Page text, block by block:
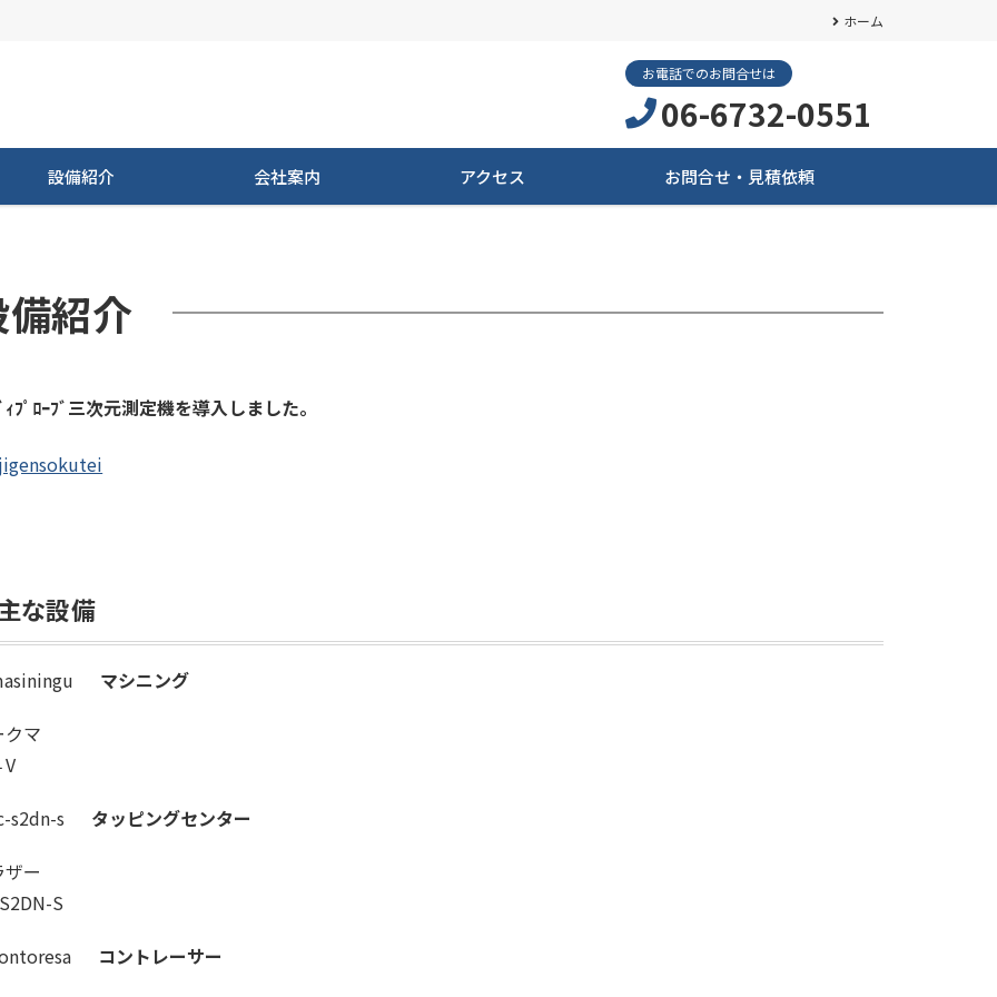
ホーム
お電話でのお問合せは
06-6732-0551
設備紹介 会社案内 アクセス お問合せ・見積依頼
紹介
ｨﾌﾟﾛｰﾌﾞ三次元測定機を導入しました。
な設備
マシニング
クマ
タッピングセンター
ー
S
コントレーサー